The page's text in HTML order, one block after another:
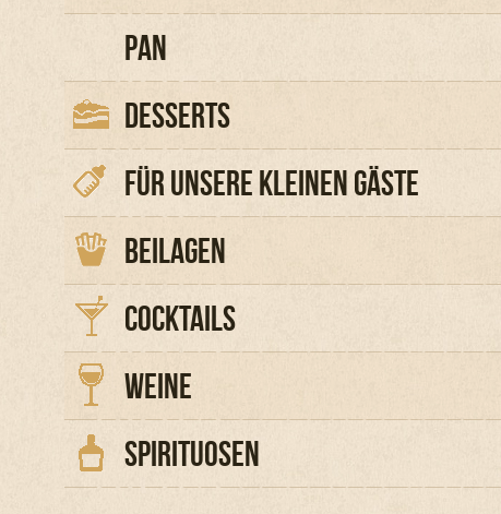
PAN
DESSERTS
FÜR UNSERE KLEINEN GÄSTE
BEILAGEN
COCKTAILS
WEINE
SPIRITUOSEN